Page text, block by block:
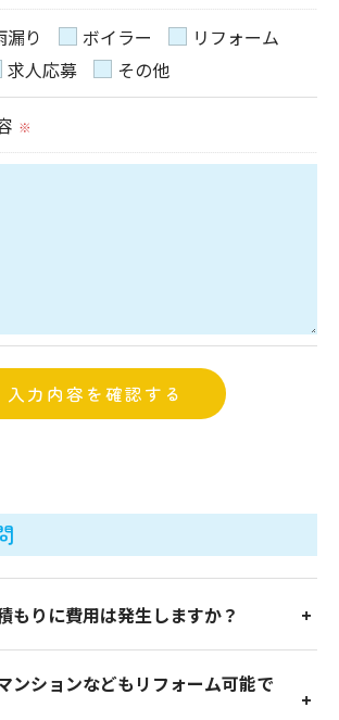
漏り ボイラー
リフォーム
求人応募 その他
※
もりに費用は発生しますか？
ンションなどもリフォーム可能で